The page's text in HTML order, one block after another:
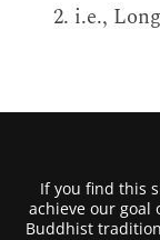
i.e.,
If you find this
achieve our goal
Buddhist